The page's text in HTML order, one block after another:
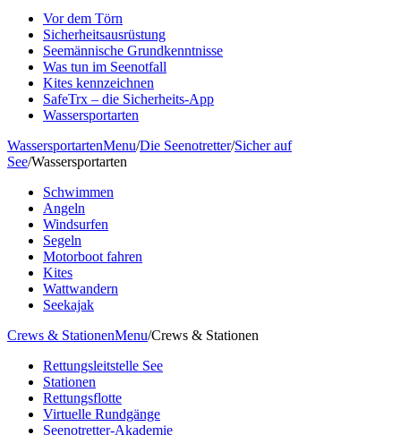
Vor dem Törn
Sicherheitsausrüstung
Seemännische Grundkenntnisse
Was tun im Seenotfall
Kites kennzeichnen
SafeTrx – die Sicherheits-App
Wassersportarten
WassersportartenMenu/Die Seenotretter/Sicher auf
See/Wassersportarten
Schwimmen
Angeln
Windsurfen
Segeln
Motorboot fahren
Kites
Wattwandern
Seekajak
Crews & StationenMenu/Crews & Stationen
Rettungsleitstelle See
Stationen
Rettungsflotte
Virtuelle Rundgänge
Seenotretter-Akademie